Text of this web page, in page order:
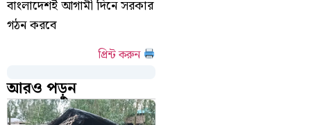
বাংলাদেশই আগামী দিনে সরকার
গঠন করবে
প্রিন্ট করুন
আরও পড়ুন